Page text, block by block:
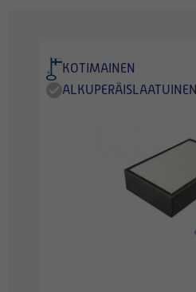
KOTIMAINEN
ALKUPERÄISLAATUINEN